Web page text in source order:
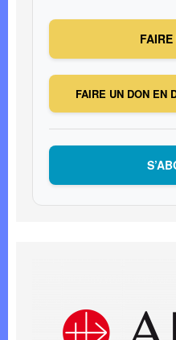
FAIRE UN DON EN